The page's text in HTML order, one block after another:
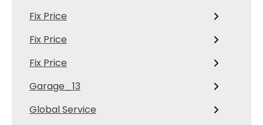
Fix Price
Fix Price
Fix Price
Garage_13
Global Service